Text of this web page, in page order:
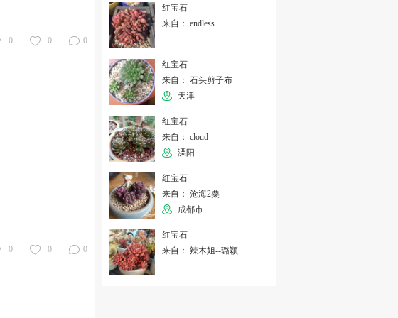
0 0 0
0 0 0
红宝石
来自： endless
红宝石
来自： 石头剪子布
天津
红宝石
来自： cloud
溧阳
红宝石
来自： 沧海2粟
成都市
红宝石
来自： 辣木姐--璐颖